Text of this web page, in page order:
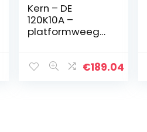
Kern – DE
120K10A –
platformweegs
€189.04